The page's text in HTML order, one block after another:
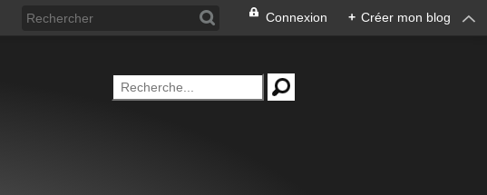
Connexion + Créer mon blog